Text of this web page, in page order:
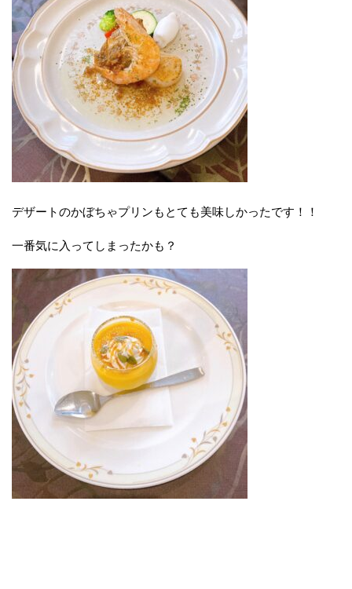
デザートのかぼちゃプリンもとても美味しかったです！！
一番気に入ってしまったかも？